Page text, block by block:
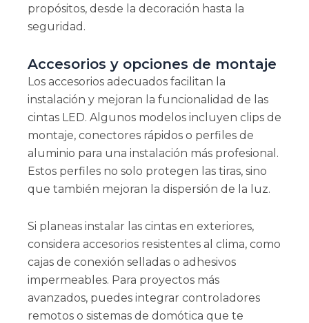
propósitos, desde la decoración hasta la
seguridad.
Accesorios y opciones de montaje
Los accesorios adecuados facilitan la
instalación y mejoran la funcionalidad de las
cintas LED. Algunos modelos incluyen clips de
montaje, conectores rápidos o perfiles de
aluminio para una instalación más profesional.
Estos perfiles no solo protegen las tiras, sino
que también mejoran la dispersión de la luz.
Si planeas instalar las cintas en exteriores,
considera accesorios resistentes al clima, como
cajas de conexión selladas o adhesivos
impermeables. Para proyectos más
avanzados, puedes integrar controladores
remotos o sistemas de domótica que te